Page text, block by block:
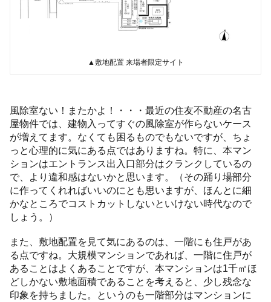
▲敷地配置 来場者限定サイト
風除室ない！またかよ！・・・最近の住友不動産の名古
屋物件では、建物入ってすぐの風除室が作らないケース
が増えてます。なくても困るものでもないですが、ちょ
っと心理的に気にある点ではありますね。特に、本マン
ションはエントランス出入口部分はクランクしているの
で、より違和感はないかと思います。（その踊り場部分
に作ってくれればいいのにとも思いますが、ほんとに細
かなところでコストカットしないといけない時代なので
しょう。）
また、敷地配置を見て気にあるのは、一階にも住戸があ
る点ですね。大規模マンションであれば、一階に住戸が
あることはよくあることですが、本マンションは1千㎡ほ
どしかない敷地面積であることを考えると、少し残念な
印象を持ちました。というのも一階部分はマンションに